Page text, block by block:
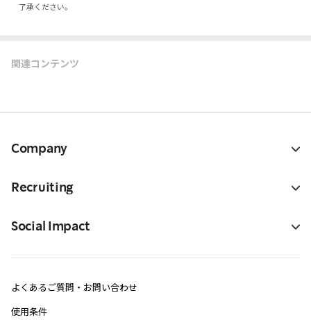
了承ください。
関連コンテンツ
Company
Recruiting
Social Impact
よくあるご質問・お問い合わせ
使用条件